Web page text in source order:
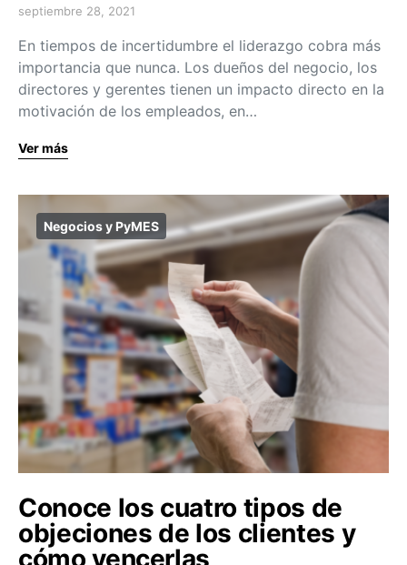
septiembre 28, 2021
En tiempos de incertidumbre el liderazgo cobra más
importancia que nunca. Los dueños del negocio, los
directores y gerentes tienen un impacto directo en la
motivación de los empleados, en…
Ver más
Negocios y PyMES
Conoce los cuatro tipos de
objeciones de los clientes y
cómo vencerlas